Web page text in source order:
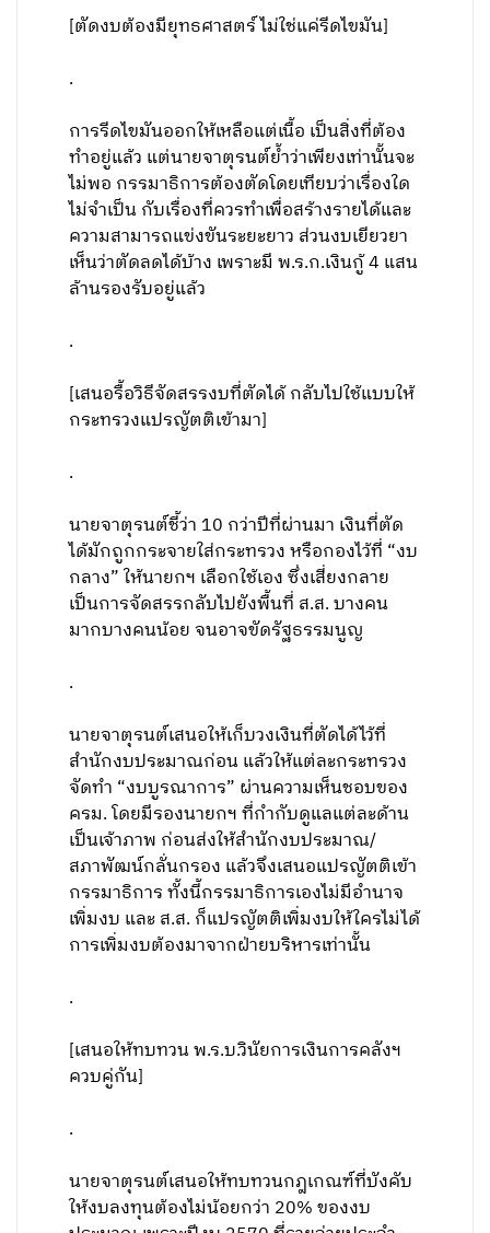
[ตัดงบต้องมียุทธศาสตร์ ไม่ใช่แค่รีดไขมัน]
.
การรีดไขมันออกให้เหลือแต่เนื้อ เป็นสิ่งที่ต้อง
ทำอยู่แล้ว แต่นายจาตุรนต์ย้ำว่าเพียงเท่านั้นจะ
ไม่พอ กรรมาธิการต้องตัดโดยเทียบว่าเรื่องใด
ไม่จำเป็น กับเรื่องที่ควรทำเพื่อสร้างรายได้และ
ความสามารถแข่งขันระยะยาว ส่วนงบเยียวยา
เห็นว่าตัดลดได้บ้าง เพราะมี พ.ร.ก.เงินกู้ 4 แสน
ล้านรองรับอยู่แล้ว
.
[เสนอรื้อวิธีจัดสรรงบที่ตัดได้ กลับไปใช้แบบให้
กระทรวงแปรญัตติเข้ามา]
.
นายจาตุรนต์ชี้ว่า 10 กว่าปีที่ผ่านมา เงินที่ตัด
ได้มักถูกกระจายใส่กระทรวง หรือกองไว้ที่ “งบ
กลาง” ให้นายกฯ เลือกใช้เอง ซึ่งเสี่ยงกลาย
เป็นการจัดสรรกลับไปยังพื้นที่ ส.ส. บางคน
มากบางคนน้อย จนอาจขัดรัฐธรรมนูญ
.
นายจาตุรนต์เสนอให้เก็บวงเงินที่ตัดได้ไว้ที่
สำนักงบประมาณก่อน แล้วให้แต่ละกระทรวง
จัดทำ “งบบูรณาการ” ผ่านความเห็นชอบของ
ครม. โดยมีรองนายกฯ ที่กำกับดูแลแต่ละด้าน
เป็นเจ้าภาพ ก่อนส่งให้สำนักงบประมาณ/
สภาพัฒน์กลั่นกรอง แล้วจึงเสนอแปรญัตติเข้า
กรรมาธิการ ทั้งนี้กรรมาธิการเองไม่มีอำนาจ
เพิ่มงบ และ ส.ส. ก็แปรญัตติเพิ่มงบให้ใครไม่ได้
การเพิ่มงบต้องมาจากฝ่ายบริหารเท่านั้น
.
[เสนอให้ทบทวน พ.ร.บ.วินัยการเงินการคลังฯ
ควบคู่กัน]
.
นายจาตุรนต์เสนอให้ทบทวนกฎเกณฑ์ที่บังคับ
ให้งบลงทุนต้องไม่น้อยกว่า 20% ของงบ